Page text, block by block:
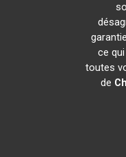
ce
toutes
de